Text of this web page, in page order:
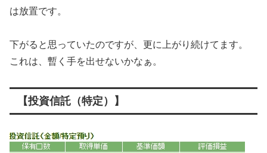
は放置です。
下がると思っていたのですが、更に上がり続けてます。
これは、暫く手を出せないかなぁ。
【投資信託（特定）】